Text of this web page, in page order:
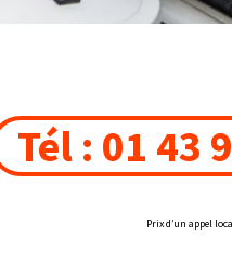
Tél : 01 43
Prix d’un appel